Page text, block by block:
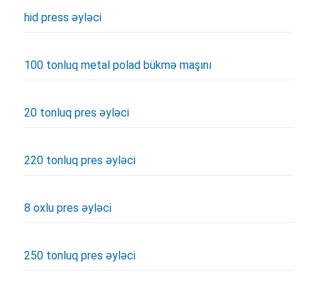
hid press əyləci
100 tonluq metal polad bükmə maşını
20 tonluq pres əyləci
220 tonluq pres əyləci
8 oxlu pres əyləci
250 tonluq pres əyləci